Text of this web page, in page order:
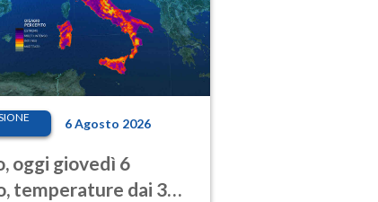
6 Agosto 2026
oggi giovedì 6
temperature dai 33